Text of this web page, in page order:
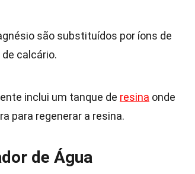
são substituídos por íons de
calcário.
inclui um tanque de resina onde
para regenerar a resina.
de Água